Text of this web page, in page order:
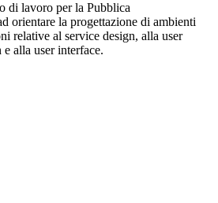
di lavoro per la Pubblica
orientare la progettazione di ambienti
relative al service design, alla user
e alla user interface.